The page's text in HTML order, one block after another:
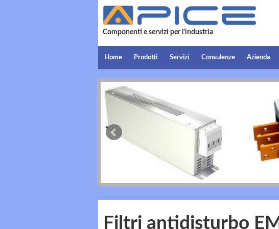
Componenti e servizi per l'industria
Home Prodotti Servizi Consulenze Azienda
Filtri antidisturbo